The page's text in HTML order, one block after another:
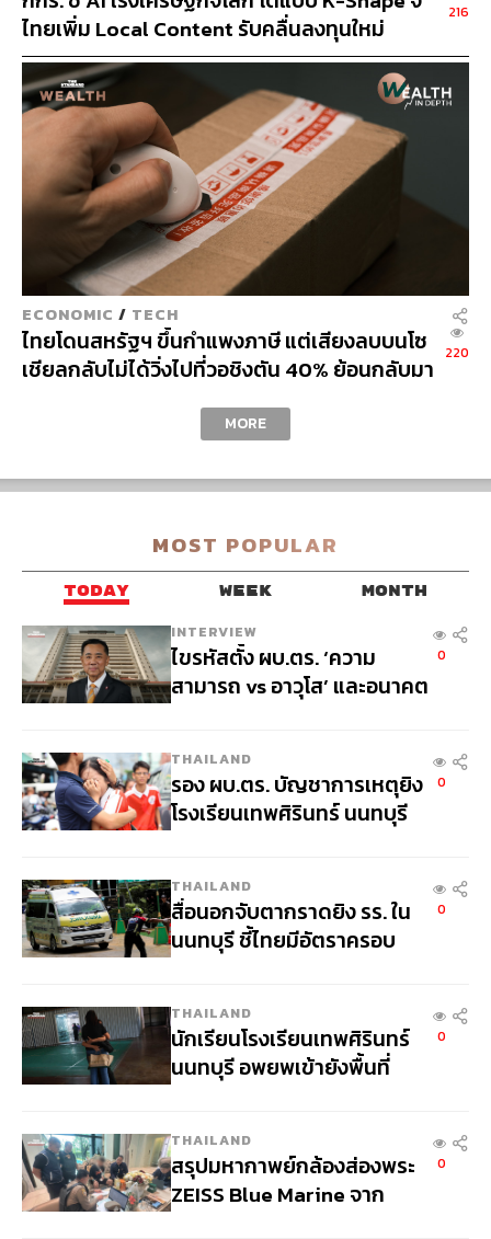
ไทยเพิ่ม Local Content รับคลื่นลงทุนใหม่
216
ECONOMIC / TECH
ไทยโดนสหรัฐฯ ขึ้นกำแพงภาษี แต่เสียงลบบนโซ
เชียลกลับไม่ได้วิ่งไปที่วอชิงตัน 40% ย้อนกลับมา
220
MORE
MOST POPULAR
TODAY WEEK MONTH
INTERVIEW
ไขรหัสตั้ง ผบ.ตร. ‘ความ
สามารถ vs อาวุโส’ และอนาคต
0
THAILAND
รอง ผบ.ตร. บัญชาการเหตุยิง
โรงเรียนเทพศิรินทร์ นนทบุรี
เหตุ
0
THAILAND
สื่อนอกจับตากราดยิง รร. ใน
นนทบุรี ชี้ไทยมีอัตราครอบ
0
THAILAND
นักเรียนโรงเรียนเทพศิรินทร์
นนทบุรี อพยพเข้ายังพื้นที่
คลี่คลาย
0
THAILAND
สรุปมหากาพย์กล้องส่องพระ
ZEISS Blue Marine จาก
0